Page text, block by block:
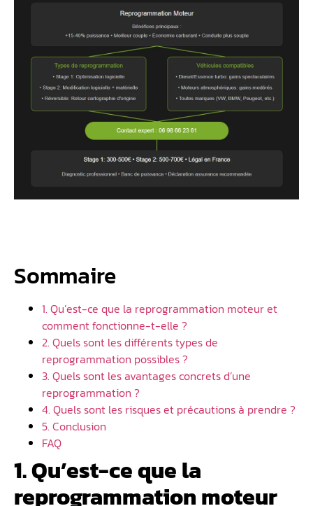
Sommaire
1. Qu’est-ce que la reprogrammation moteur et
comment fonctionne-t-elle ?
2. Quels sont les différents types de
reprogrammation possibles ?
3. Quels sont les avantages concrets d’une
reprogrammation ?
4. Quels sont les risques et précautions à prendre ?
5. Conclusion
FAQ
1. Qu’est-ce que la
reprogrammation moteur